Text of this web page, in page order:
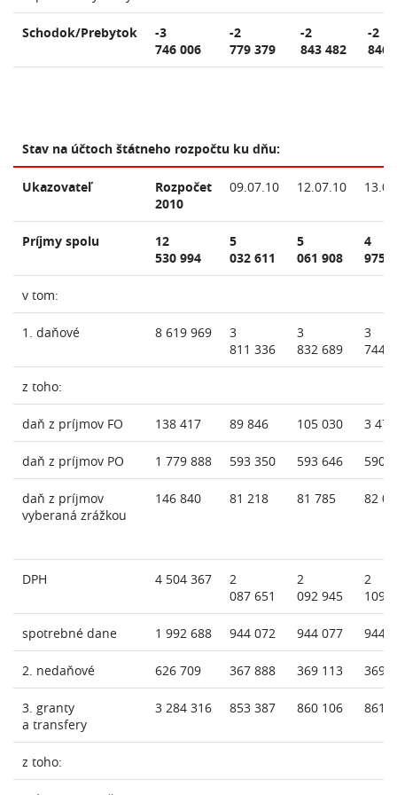
Schodok/Prebytok
-3
746 006
-2
779 379
-2
843 482
-2
846
Stav na účtoch štátneho rozpočtu ku dňu:
Ukazovateľ
Rozpočet
2010
09.07.10 12.07.10
Príjmy spolu
12
530 994
5
032 611
5
061 908
4
975
v tom:
1. daňové 8 619 969
3
811 336
3
832 689
3
744
z toho:
daň z príjmov FO 138 417 89 846 105 030 3 478
daň z príjmov PO 1 779 888 593 350 593 646 590
daň z príjmov
vyberaná zrážkou
146 840 81 218 81 785 82
DPH 4 504 367
2
087 651
2
092 945
2
109
spotrebné dane 1 992 688 944 072 944 077 944
2. nedaňové 626 709 367 888 369 113 369
3. granty
a transfery
3 284 316 853 387 860 106 861
z toho: